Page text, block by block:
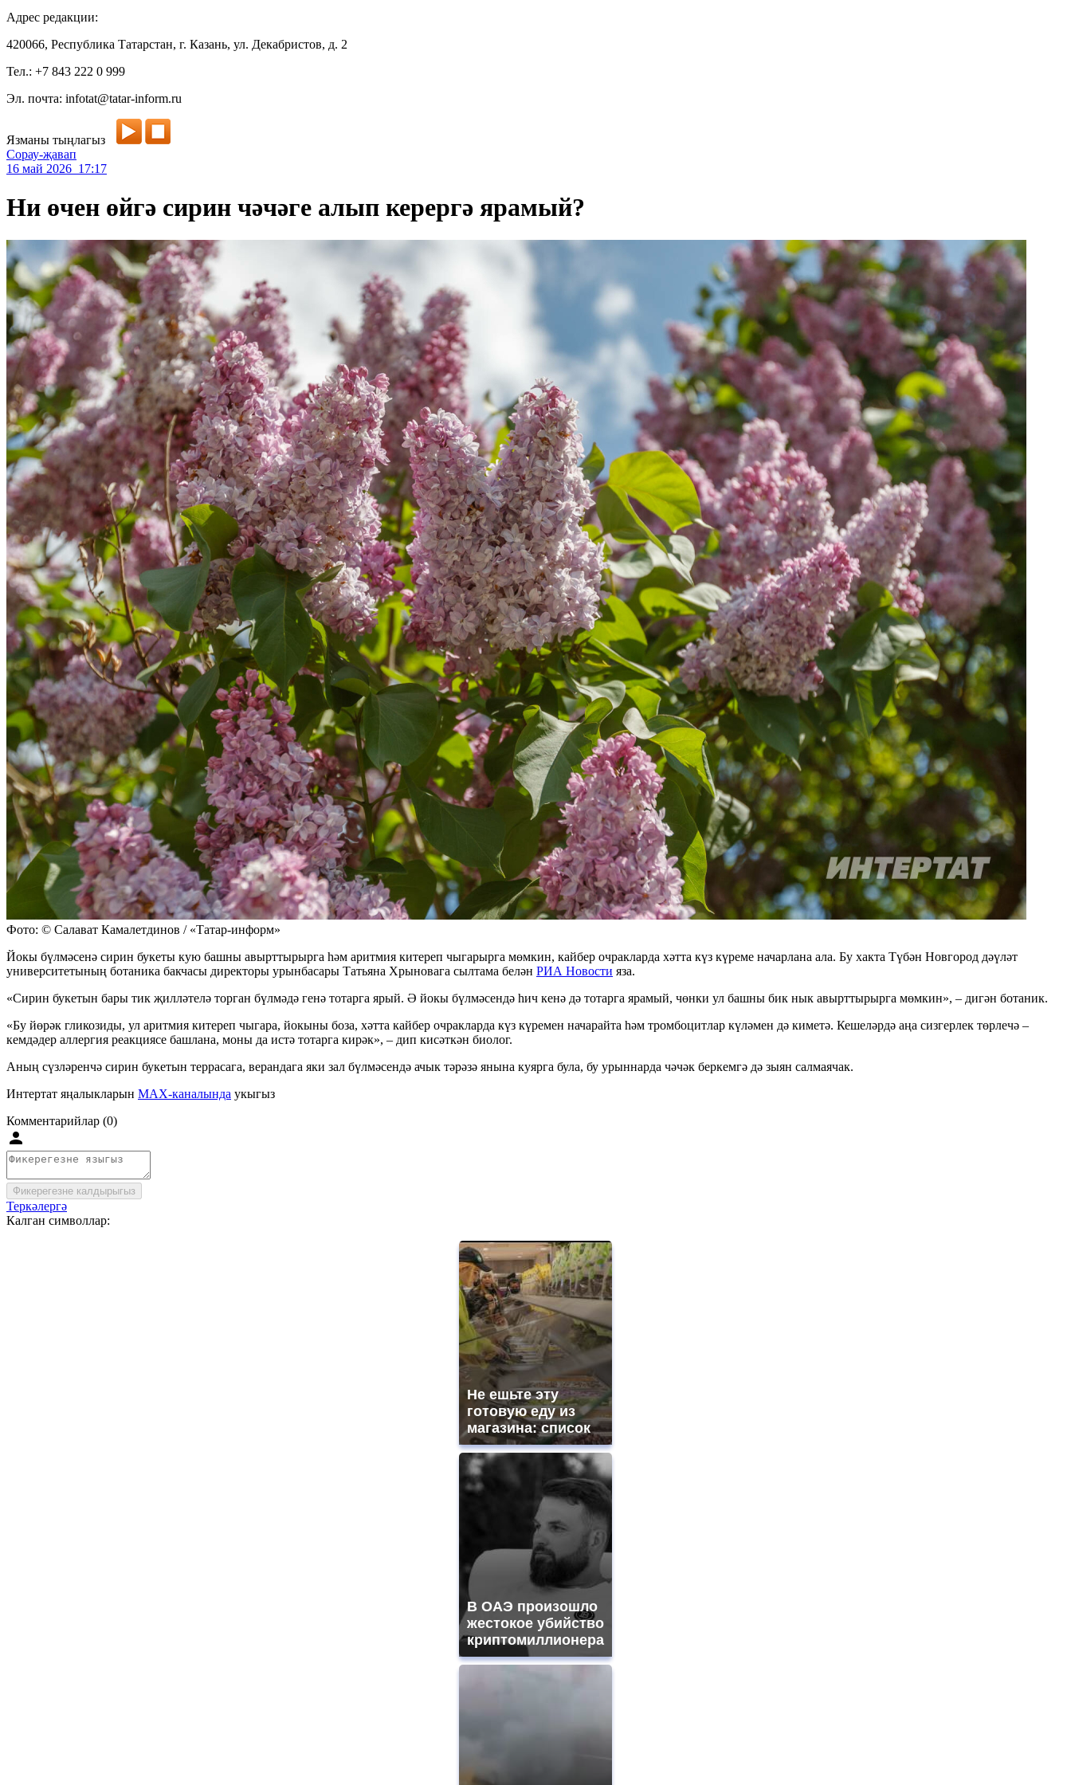
Адрес редакции:
420066, Республика Татарстан, г. Казань, ул. Декабристов, д. 2
Тел.: +7 843 222 0 999
Эл. почта: infotat@tatar-inform.ru
Язманы тыңлагыз
Сорау-җавап
16 май 2026 17:17
Ни өчен өйгә сирин чәчәге алып керергә ярамый?
Фото: © Салават Камалетдинов / «Татар-информ»
Йокы бүлмәсенә сирин букеты кую башны авырттырырга һәм аритмия китереп чыгарырга мөмкин, кайбер очракларда хәтта күз күреме начарлана ала. Бу хакта Түбән Новгород дәүләт
университетының ботаника бакчасы директоры урынбасары Татьяна Хрыновага сылтама белән РИА Новости яза.
«Сирин букетын бары тик җилләтелә торган бүлмәдә генә тотарга ярый. Ә йокы бүлмәсендә һич кенә дә тотарга ярамый, чөнки ул башны бик нык авырттырырга мөмкин», – дигән ботаник.
«Бу йөрәк гликозиды, ул аритмия китереп чыгара, йокыны боза, хәтта кайбер очракларда күз күремен начарайта һәм тромбоцитлар күләмен дә киметә. Кешеләрдә аңа сизгерлек төрлечә –
кемдәдер аллергия реакциясе башлана, моны да истә тотарга кирәк», – дип кисәткән биолог.
Аның сүзләренчә сирин букетын террасага, верандага яки зал бүлмәсендә ачык тәрәзә янына куярга була, бу урыннарда чәчәк беркемгә дә зыян салмаячак.
Интертат яңалыкларын MAX-каналында укыгыз
Комментарийлар (0)
Фикерегезне калдырыгыз
Теркәлергә
Калган символлар:
Не ешьте эту
готовую еду из
магазина: список
В ОАЭ произошло
жестокое убийство
криптомиллионера